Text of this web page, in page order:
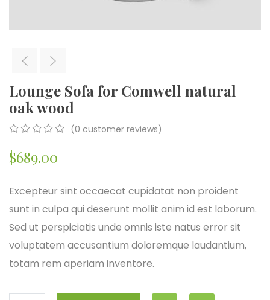
Lounge Sofa for Comwell natural
oak wood
out
of
on
customer
ratings
(0 customer reviews)
$689.00
Excepteur sint occaecat cupidatat non proident
sunt in culpa qui deserunt mollit anim id est laborum.
Sed ut perspiciatis unde omnis iste natus error sit
voluptatem accusantium doloremque laudantium,
totam rem aperiam inventore.